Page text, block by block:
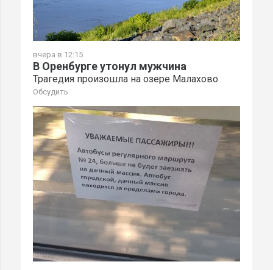
вчера в 12:15
В Оренбурге утонул мужчина
Трагедия произошла на озере Малахово
Обсудить